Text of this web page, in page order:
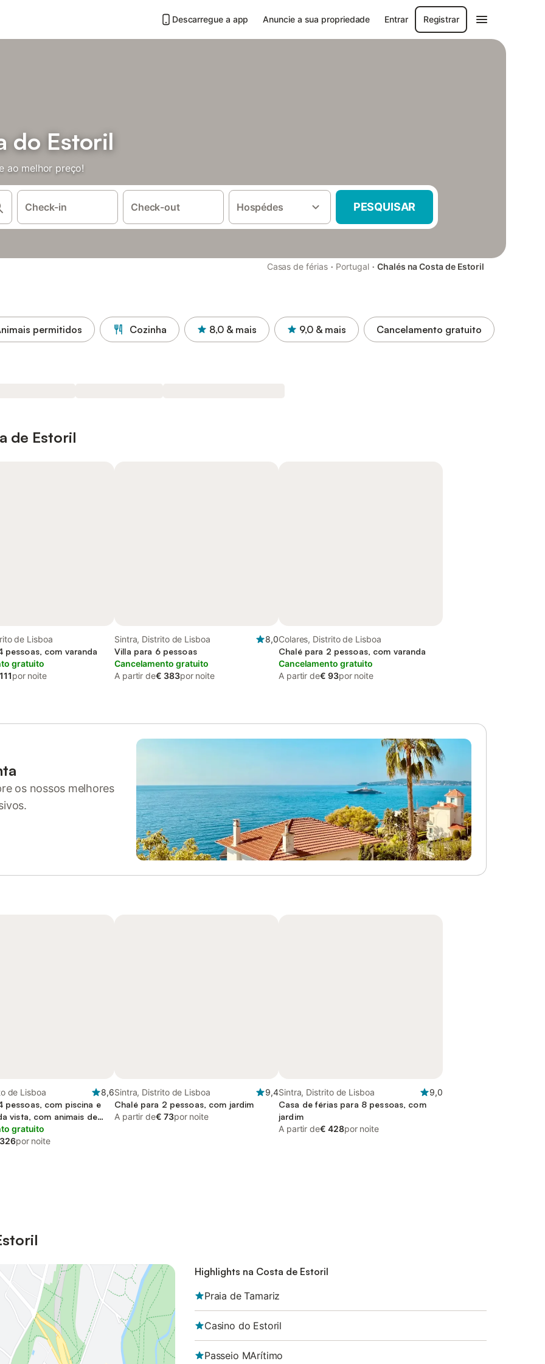
Descarregue a app Anuncie a sua propriedade Entrar Registrar
do Estoril
ao melhor preço!
Check-in Check-out Hospédes PESQUISAR
Casas de férias · Portugal · Chalés na Costa de Estoril
permitidos Cozinha 8,0 & mais 9,0 & mais Cancelamento gratuito
de Estoril
de Lisboa
pessoas, com varanda
gratuito
por noite
Sintra, Distrito de Lisboa
8,0
Villa para 6 pessoas
Cancelamento gratuito
A partir de€ 383por noite
Colares, Distrito de Lisboa
Chalé para 2 pessoas, com varanda
Cancelamento gratuito
A partir de€ 93por noite
os nossos melhores
de Lisboa
8,6
pessoas, com piscina e
vista, com animais de
gratuito
por noite
Sintra, Distrito de Lisboa
9,4
Chalé para 2 pessoas, com jardim
A partir de€ 73por noite
Sintra, Distrito de Lisboa
9,0
Casa de férias para 8 pessoas, com
jardim
A partir de€ 428por noite
Highlights na Costa de Estoril
Praia de Tamariz
Casino do Estoril
Passeio MArítimo